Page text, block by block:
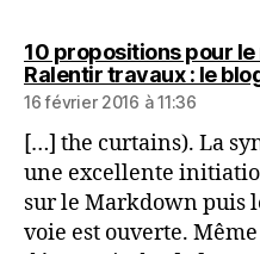
10 propositions pour le
Ralentir travaux : le
16 février 2016 à 11:36
[…] the curtains). La
une excellente
sur le Markdown puis
voie est ouverte.